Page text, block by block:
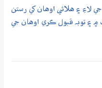
جي لاءِ ۽ هلائي اوهان کي رستن
۾ ۽ توبہ قبول ڪري اوهان جي